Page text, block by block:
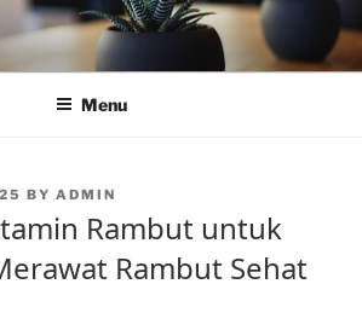
Menu
BY ADMIN
Rambut untuk
Rambut Sehat